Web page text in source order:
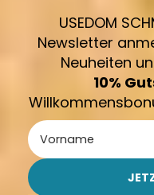
USEDOM
Newsletter
Neuheiten
10%